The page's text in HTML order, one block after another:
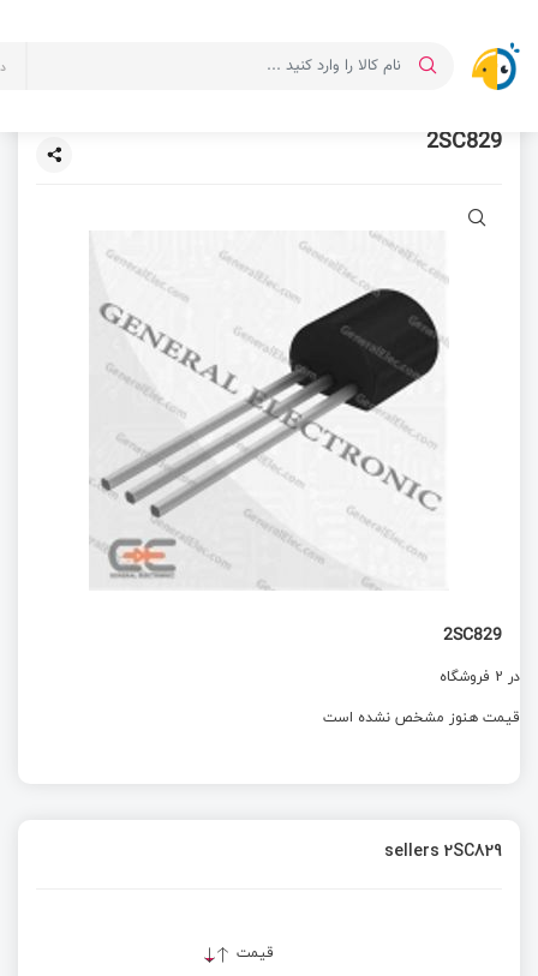
2SC829
2SC829
در 2 فروشگاه
قیمت هنوز مشخص نشده است
sellers 2SC829
قیمت